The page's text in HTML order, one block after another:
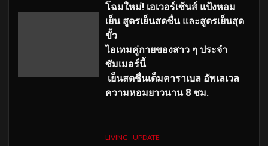
โฉมใหม่! เอเวอร์เซ้นส์ แป้งหอม
เย็น สูตรเย็นสดชื่น และสูตรเย็นสุด
ขั้ว
ไอเทมคู่กายของสาว ๆ ประจำ
ซัมเมอร์นี้
เย็นสดชื่นเต็มคาราเบล อัพเลเวล
ความหอมยาวนาน 8 ชม.
LIVING UPDATE